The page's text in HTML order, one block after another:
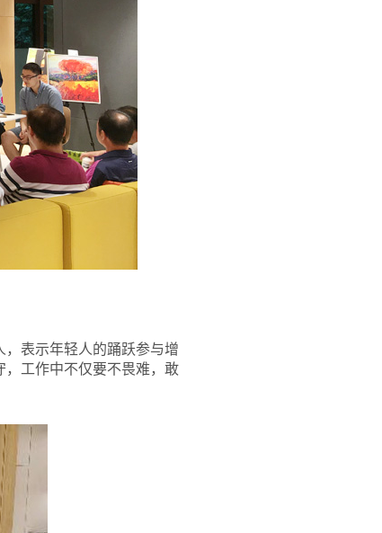
表示年轻人的踊跃参与增
工作中不仅要不畏难，敢